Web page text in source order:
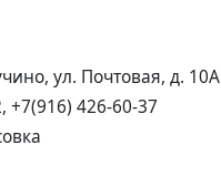
ул. Почтовая, д. 10А
+7(916) 426-60-37